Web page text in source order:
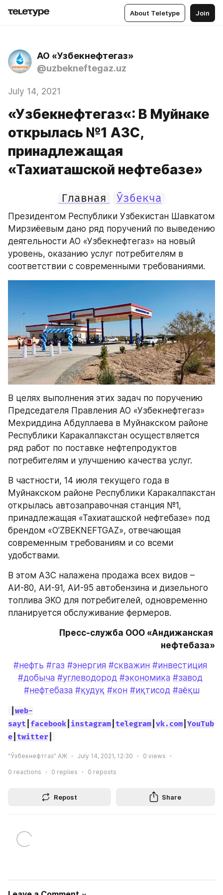
About Teletype Join
АО «Узбекнефтегаз»
@uzbekneftegaz.uz
July 14, 2021
«Узбекнефтегаз«: В Муйнаке
открылась №1 АЗС,
принадлежащая
«Тахиаташской нефтебазе»
Главная Ўзбекча
Президентом Республики Узбекистан Шавкатом
Мирзиёевым дано ряд поручений по выведению
деятельности АО «Узбекнефтегаз» на новый
уровень, оказанию услуг потребителям в
соответствии с современными требованиями.
В целях выполнения этих задач по поручению
Председателя Правления АО «Узбекнефтегаз»
Мехриддина Абдуллаева в Муйнакском районе
Республики Каракалпакстан осуществляется
ряд работ по поставке нефтепродуктов
потребителям и улучшению качества услуг.
В частности, 14 июля текущего года в
Муйнакском районе Республики Каракалпакстан
открылась автозаправочная станция №1,
принадлежащая «Тахиаташской нефтебазе» под
брендом «O'ZBEKNEFTGAZ», отвечающая
современным требованиям и со всеми
удобствами.
В этом АЗС налажена продажа всех видов –
АИ-80, АИ-91, АИ-95 автобензина и дизельного
топлива ЭКО для потребителей, одновременно
планируется обслуживание фермеров.
Пресс-служба ООО «Андижанская
нефтебаза»
#нефть #газ #энергия #скважин #инвестиция
#добыча #углеводород #экономика #завод
#нефтебаза #қудуқ #кон #иқтисод #аёқш
web-
sayt facebook instagram telegram vk.com YouTub
e twitter
“Ўзбекнефтгаз” АЖ July 14, 2021, 12:30 0 views
0 reactions 0 replies 0 reposts
Repost Share